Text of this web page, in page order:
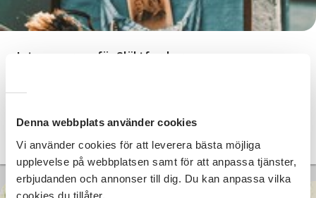
Denna webbplats använder cookies
Vi använder cookies för att leverera bästa möjliga
upplevelse på webbplatsen samt för att anpassa tjänster,
erbjudanden och annonser till dig. Du kan anpassa vilka
cookies du tillåter.
Intressegrupp för Släktforskare
Läs mer och anmäl